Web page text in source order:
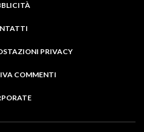
PRIVACY
COMMENTI